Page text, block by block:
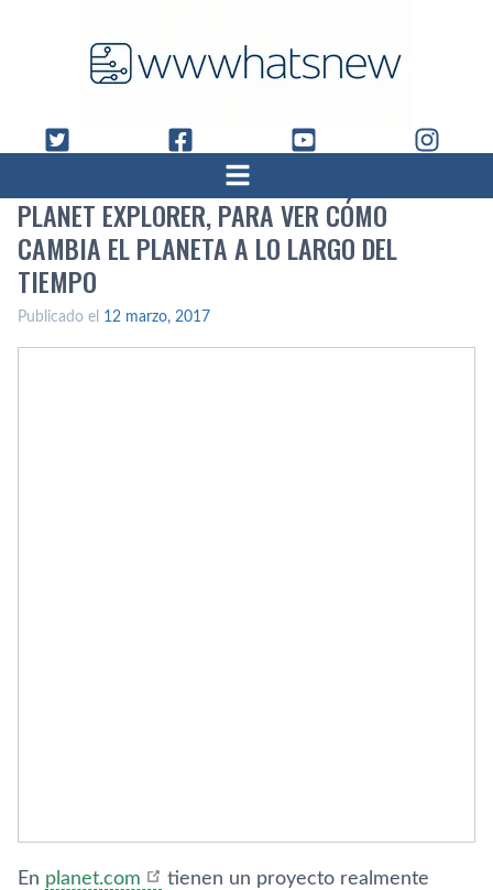
PLANET EXPLORER, PARA VER CÓMO
CAMBIA EL PLANETA A LO LARGO DEL
TIEMPO
Publicado el 12 marzo, 2017
En planet.com
tienen un proyecto realmente